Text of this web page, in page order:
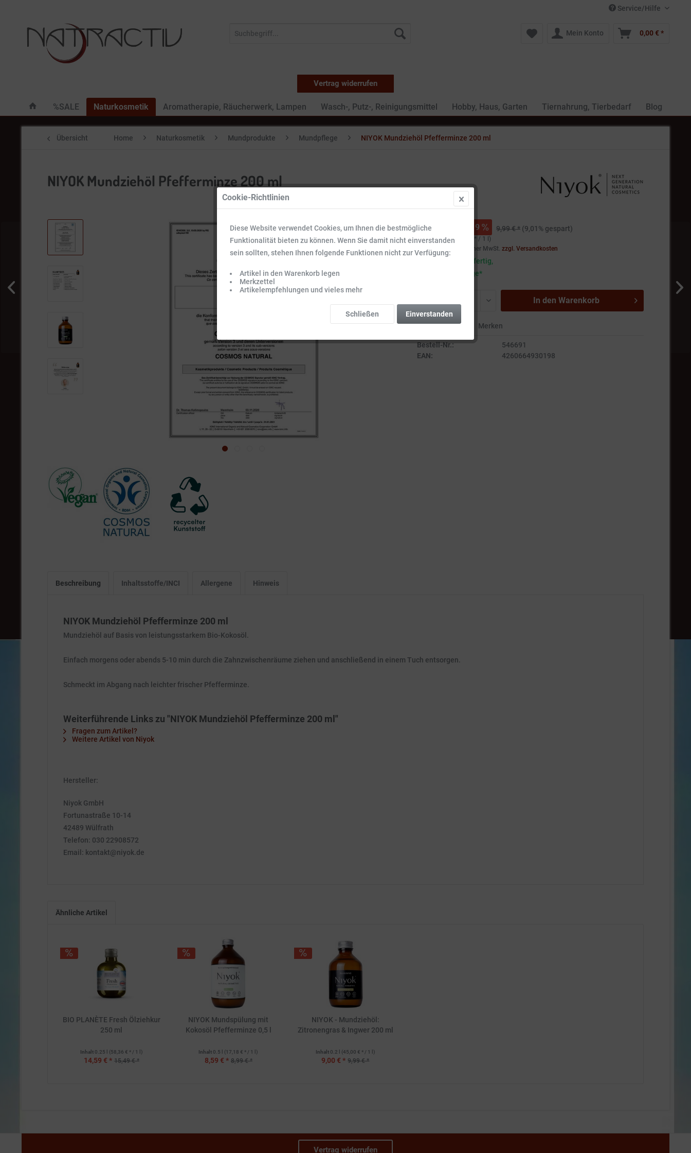
Service/Hilfe
Mein Konto 0,00 € *
Vertrag widerrufen
%SALE Naturkosmetik Aromatherapie, Räucherwerk, Lampen Wasch-, Putz-, Reinigungsmittel Hobby, Haus, Garten Tiernahrung, Tierbedarf Blog
Übersicht Home Naturkosmetik Mundprodukte Mundpflege NIYOK Mundziehöl Pfefferminze 200 ml
NIYOK Mundziehöl Pfefferminze 200 ml
9,09 € * 9 9,99 € * (9,01% gespart)
Inhalt:0.2 l (45,45 € * / 1 l)
Preise inkl. gesetzlicher MwSt.zzgl. Versandkosten
Sofort versandfertig,
Lieferzeit 3-5 Tage*
In den Warenkorb
Vergleichen Merken
Bestell-Nr.:
546691
EAN:
4260664930198
Beschreibung Inhaltsstoffe/INCI Allergene Hinweis
NIYOK Mundziehöl Pfefferminze 200 ml
Mundziehöl auf Basis von leistungsstarkem Bio-Kokosöl.
Einfach morgens oder abends 5-10 min durch die Zahnzwischenräume ziehen und anschließend in einem Tuch entsorgen.
Schmeckt im Abgang nach leichter frischer Pfefferminze.
Weiterführende Links zu "NIYOK Mundziehöl Pfefferminze 200 ml"
Fragen zum Artikel?
Weitere Artikel von Niyok
Hersteller:
Niyok GmbH
Fortunastraße 10-14
42489 Wülfrath
Telefon: 030 22908572
Email: kontakt@niyok.de
Ähnliche Artikel
BIO PLANÈTE Fresh Ölziehkur
250 ml
Inhalt 0.25 l (58,36 € * / 1 l)
14,59 € * 15,49 € *
NIYOK Mundspülung mit
Kokosöl Pfefferminze 0,5 l
Inhalt 0.5 l (17,18 € * / 1 l)
8,59 € * 8,99 € *
NIYOK - Mundziehöl:
Zitronengras & Ingwer 200 ml
Inhalt 0.2 l (45,00 € * / 1 l)
9,00 € * 9,99 € *
Vertrag widerrufen
Cookie-Richtlinien
Diese Website verwendet Cookies, um Ihnen die bestmögliche
Funktionalität bieten zu können. Wenn Sie damit nicht einverstanden
sein sollten, stehen Ihnen folgende Funktionen nicht zur Verfügung:
Artikel in den Warenkorb legen
Merkzettel
Artikelempfehlungen und vieles mehr
Einverstanden
Schließen